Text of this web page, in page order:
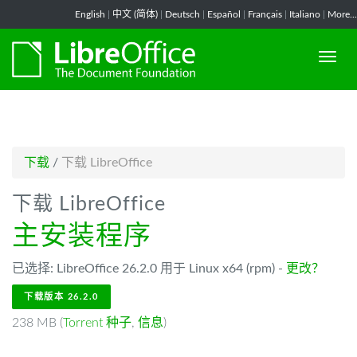
English 中文 (简体) Deutsch Español Français Italiano More...
下载 / 下载 LibreOffice
下载 LibreOffice
主安装程序
已选择: LibreOffice 26.2.0 用于 Linux x64 (rpm) - 更改？
下载版本 26.2.0
238 MB (Torrent 种子, 信息)